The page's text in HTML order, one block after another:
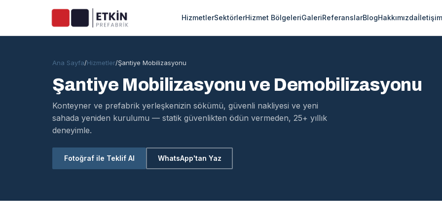
HizmetlerSektörlerHizmet BölgeleriGaleriReferanslarBlogHakkımızdaİletişim
Ana Sayfa/Hizmetler/Şantiye Mobilizasyonu
Şantiye Mobilizasyonu ve Demobilizasyonu
Konteyner ve prefabrik yerleşkenizin sökümü, güvenli nakliyesi ve yeni
sahada yeniden kurulumu — statik güvenlikten ödün vermeden, 25+ yıllık
deneyimle.
Fotoğraf ile Teklif Al WhatsApp'tan Yaz